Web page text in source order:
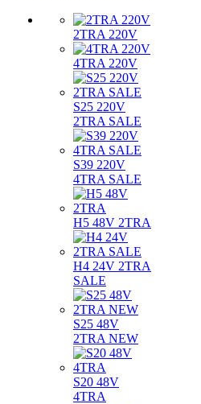
2TRA 220V
4TRA 220V
S25 220V
2TRA SALE
S39 220V
4TRA SALE
H5 48V 2TRA
H4 24V 2TRA
SALE
S25 48V
2TRA NEW
S20 48V
4TRA